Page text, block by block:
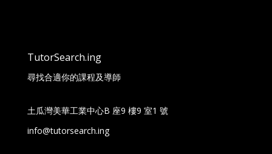
TutorSearch.ing
尋找合適你的課程及導師
土瓜灣美華工業中心B 座9 樓9 室1 號
info@tutorsearch.ing